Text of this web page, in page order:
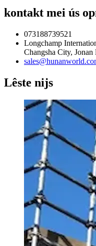
kontakt mei ús
073188739521
Longchamp
Changsha City, Jonan
Lêste nijs